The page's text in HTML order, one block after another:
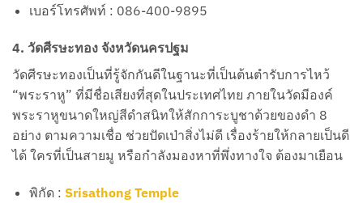
เบอร์โทรศัพท์ : 086-400-9895
4. วัดศีรษะทอง จังหวัดนครปฐม
วัดศีรษะทองเป็นที่รู้จักกันดีในฐานะที่เป็นต้นตำรับการไหว้
“พระราหู” ที่มีชื่อเสียงที่สุดในประเทศไทย ภายในวัดมีองค์
พระราหูขนาดใหญ่สีดำสนิทให้สักการะบูชาด้วยของดำ 8
อย่าง ตามความเชื่อ ช่วยปัดเป่าสิ่งไม่ดี เรื่องร้ายให้กลายเป็นดี
ได้ ใครที่เป็นสายมู หรือกำลังมองหาที่พึ่งทางใจ ต้องมาเยือน
พิกัด : Srisathong Temple